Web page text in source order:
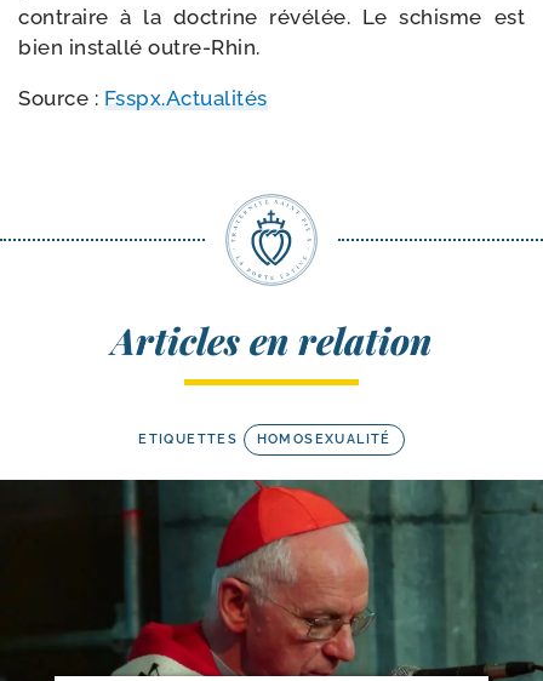
contraire à la doc­trine révé­lée. Le schisme est
bien ins­tal­lé outre-Rhin.
Source : Fsspx.Actualités
Articles en relation
ETIQUETTES HOMOSEXUALITÉ